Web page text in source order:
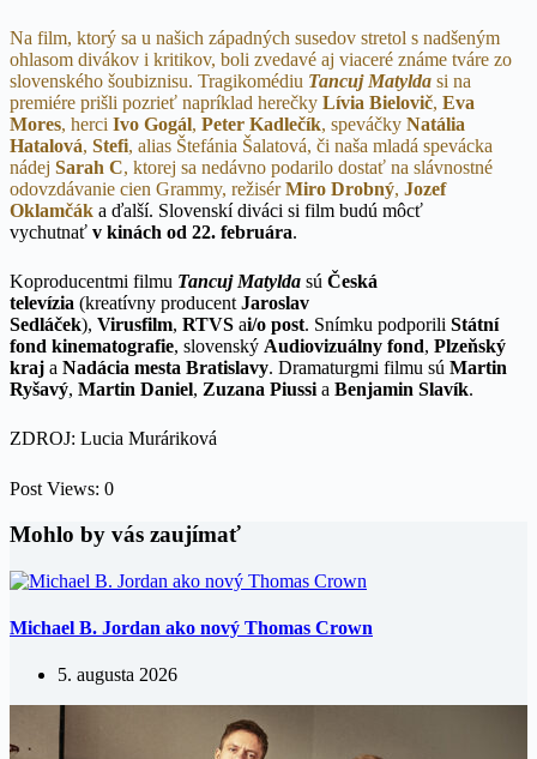
Na film, ktorý sa u našich západných susedov stretol s nadšeným
ohlasom divákov i kritikov, boli zvedavé aj viaceré známe tváre zo
slovenského šoubiznisu. Tragikomédiu Tancuj Matylda si na
premiére prišli pozrieť napríklad herečky Lívia Bielovič, Eva
Mores, herci Ivo Gogál, Peter Kadlečík, speváčky Natália
Hatalová, Stefi, alias Štefánia Šalatová, či naša mladá spevácka
nádej Sarah C, ktorej sa nedávno podarilo dostať na slávnostné
odovzdávanie cien Grammy, režisérMiro Drobný, Jozef
Oklamčák a ďalší. Slovenskí diváci si film budú môcť
vychutnať v kinách od 22. februára.
Koproducentmi filmu Tancuj Matylda sú Česká
televízia (kreatívny producent Jaroslav
Sedláček), Virusfilm, RTVS ai/o post. Snímku podporili Státní
fond kinematografie, slovenský Audiovizuálny fond, Plzeňský
kraj a Nadácia mesta Bratislavy. Dramaturgmi filmu sú Martin
Ryšavý, Martin Daniel, Zuzana Piussi a Benjamin Slavík.
ZDROJ: Lucia Muráriková
Post Views: 0
Mohlo by vás zaujímať
Michael B. Jordan ako nový Thomas Crown
5. augusta 2026